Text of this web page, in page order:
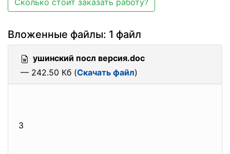
Сколько стоит заказать работу?
Вложенные файлы: 1 файл
ушинский посл версия.doc
— 242.50 Кб (Скачать файл)
3